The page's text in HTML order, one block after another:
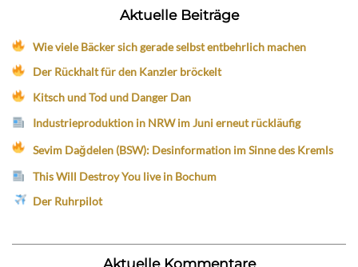
Aktuelle Beiträge
Wie viele Bäcker sich gerade selbst entbehrlich machen
Der Rückhalt für den Kanzler bröckelt
Kitsch und Tod und Danger Dan
Industrieproduktion in NRW im Juni erneut rückläufig
Sevim Dağdelen (BSW): Desinformation im Sinne des Kremls
This Will Destroy You live in Bochum
Der Ruhrpilot
Aktuelle Kommentare